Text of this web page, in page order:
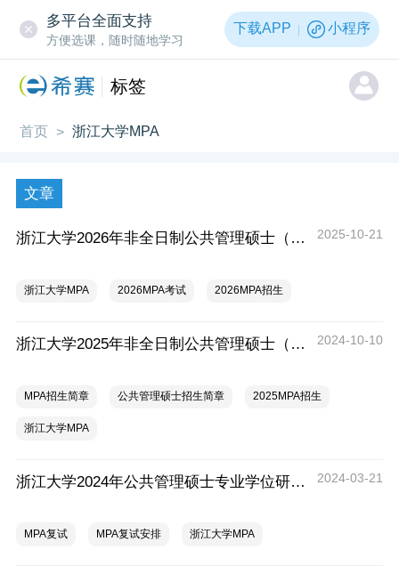
多平台全面支持
方便选课，随时随地学习
下载APP 小程序
标签
首页 > 浙江大学MPA
文章
浙江大学2026年非全日制公共管理硕士（MPA）招生简章 2025-10-21
浙江大学MPA 2026MPA考试 2026MPA招生
浙江大学2025年非全日制公共管理硕士（MPA）招生简章 2024-10-10
MPA招生简章 公共管理硕士招生简章 2025MPA招生
浙江大学MPA
浙江大学2024年公共管理硕士专业学位研究生 （MPA西藏班）复试录取方案 2024-03-21
MPA复试 MPA复试安排 浙江大学MPA